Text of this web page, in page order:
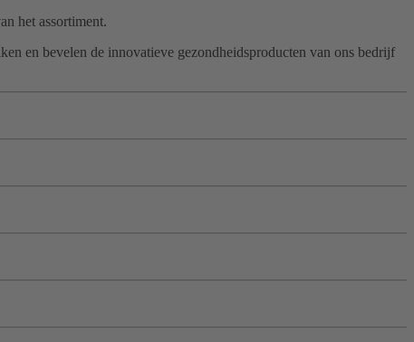
het assortiment.
en bevelen de innovatieve gezondheidsproducten van ons bedrijf